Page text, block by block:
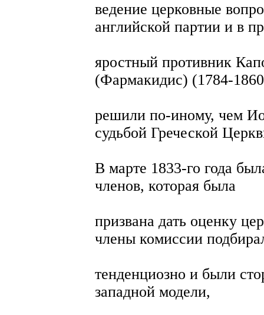
ведение церковные
английской партии и в
яростный противник
(Фармакидис) (1784-
решили по-иному, чем
судьбой Греческой
В марте 1833-го года
членов, которая была
призвана дать оценку
члены комиссии
тенденциозно и были
западной модели,